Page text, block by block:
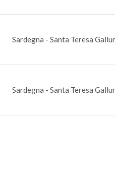
Sardegna - Santa Teresa
Sardegna - Santa Teresa